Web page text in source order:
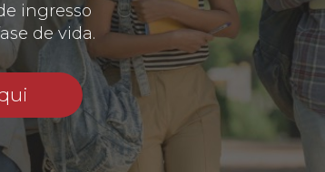
ingresso
de vida.